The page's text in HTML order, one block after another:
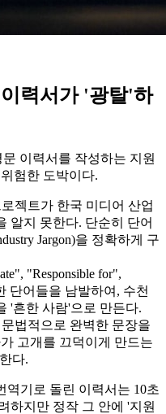
력서가 '광탈'하
이력서를 작성하는 지원
험한 도박이다.
젝트가 한국 미디어 산업
알지 못한다. 단순히 단어
Jargon)을 정확하게 구
"Responsible for",
단어들을 남발하여, 수천
'흔한 사람'으로 만든다.
법적으로 완벽한 문장을
고개를 끄덕이게 만드는
다.
역기로 돌린 이력서는 10초
하지만 정작 그 안에 '지원